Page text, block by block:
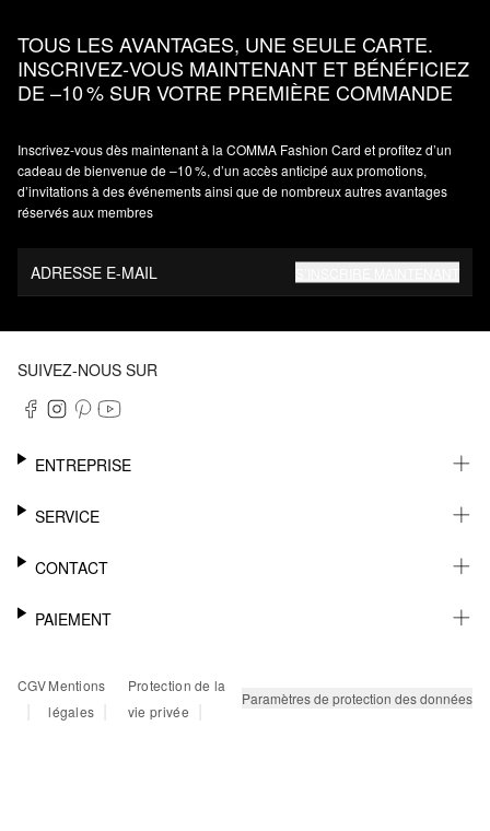
TOUS LES AVANTAGES, UNE SEULE CARTE.
INSCRIVEZ‑VOUS MAINTENANT ET BÉNÉFICIEZ
DE –10 % SUR VOTRE PREMIÈRE COMMANDE
Inscrivez‑vous dès maintenant à la COMMA Fashion Card et profitez d’un
cadeau de bienvenue de –10 %, d’un accès anticipé aux promotions,
d’invitations à des événements ainsi que de nombreux autres avantages
réservés aux membres
ADRESSE E-MAIL
SUIVEZ-NOUS SUR
ENTREPRISE
CARRIÈRE
SERVICE
NEWSLETTER
MÉMO
RETOURS
FAQ
CONTACT
AIDE
PAIEMENT
PAYPAL
CARTE BANCAIRE
CGV
|
Mentions
légales |
Protection de la
vie privée
| Paramètres de protection des données